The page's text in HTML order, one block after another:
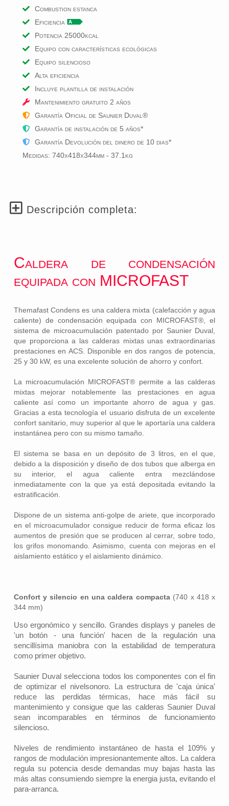
Combustion estanca
Eficiencia
Potencia 25000kcal
Equipo con características ecológicas
Equipo silencioso
Alta eficiencia
Incluye plantilla de instalación
Mantenimiento gratuito 2 años
Garantía Oficial de Saunier Duval®
Garantía de instalaciónde 5 años*
Garantía Devolución del dinero de 10 dias*
Medidas: 740x418x344mm - 37.1kg
Descripción completa:
Caldera de condensación
equipada con MICROFAST
Themafast Condens es una caldera mixta (calefacción y agua
caliente) de condensación equipada con MICROFAST®, el
sistema de microacumulación patentado por Saunier Duval,
que proporciona a las calderas mixtas unas extraordinarias
prestaciones en ACS. Disponible en dos rangos de potencia,
25 y 30 kW, es una excelente solución de ahorro y confort.
La microacumulación MICROFAST® permite a las calderas
mixtas mejorar notablemente las prestaciones en agua
caliente así como un importante ahorro de agua y gas.
Gracias a esta tecnología el usuario disfruta de un excelente
confort sanitario, muy superior al que le aportaría una caldera
instantánea pero con su mismo tamaño.
El sistema se basa en un depósito de 3 litros, en el que,
debido a la disposición y diseño de dos tubos que alberga en
su interior, el agua caliente entra mezclándose
inmediatamente con la que ya está depositada evitando la
estratificación.
Dispone de un sistema anti-golpe de ariete, que incorporado
en el microacumulador consigue reducir de forma eficaz los
aumentos de presión que se producen al cerrar, sobre todo,
los grifos monomando. Asimismo, cuenta con mejoras en el
aislamiento estático y el aislamiento dinámico.
Confort y silencio en una caldera compacta (740 x 418 x
344 mm)
Uso ergonómico y sencillo. Grandes displays y paneles de
'un botón - una función' hacen de la regulación una
sencillísima maniobra con la estabilidad de temperatura
como primer objetivo.
Saunier Duval selecciona todos los componentes con el fin
de optimizar el nivelsonoro. La estructura de 'caja única'
reduce las perdidas térmicas, hace más fácil su
mantenimiento y consigue que las calderas Saunier Duval
sean incomparables en términos de funcionamiento
silencioso.
Niveles de rendimiento instantáneo de hasta el 109% y
rangos de modulación impresionantemente altos. La caldera
regula su potencia desde demandas muy bajas hasta las
más altas consumiendo siempre la energia justa, evitando el
para-arranca.